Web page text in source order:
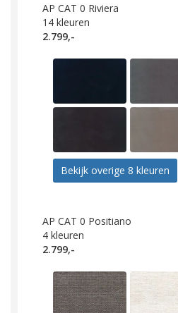
AP CAT 0 Riviera
14 kleuren
2.799,-
Bekijk overige 8 kleuren
AP CAT 0 Positiano
4 kleuren
2.799,-